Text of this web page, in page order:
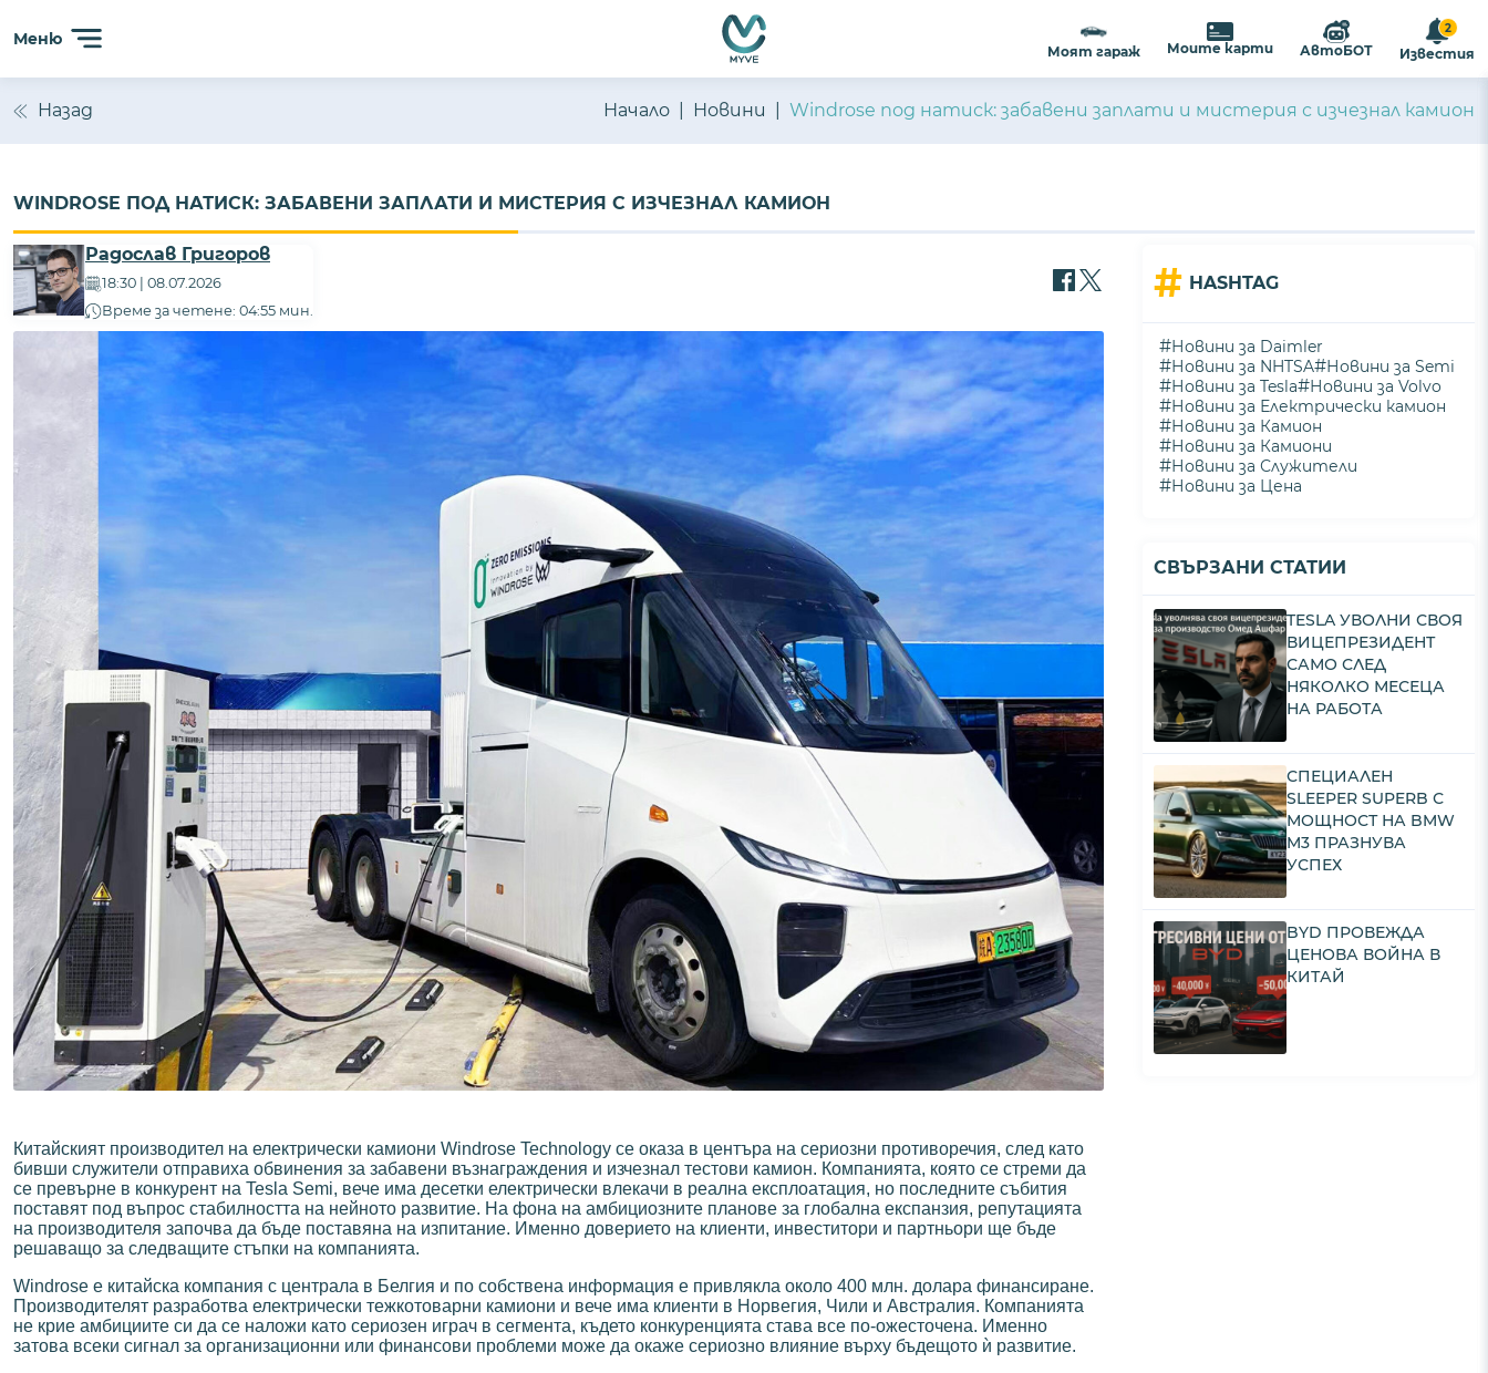
Меню
Моят гараж Моите карти АвтоБОТ
2
Известия
Назад Начало Новини Windrose под натиск: забавени заплати и мистерия с изчезнал камион
WINDROSE ПОД НАТИСК: ЗАБАВЕНИ ЗАПЛАТИ И МИСТЕРИЯ С ИЗЧЕЗНАЛ КАМИОН
Радослав Григоров
18:30 | 08.07.2026
Време за четене: 04:55 мин.
Китайският производител на електрически камиони Windrose Technology се оказа в центъра на сериозни противоречия, след като
бивши служители отправиха обвинения за забавени възнаграждения и изчезнал тестови камион. Компанията, която се стреми да
се превърне в конкурент на Tesla Semi, вече има десетки електрически влекачи в реална експлоатация, но последните събития
поставят под въпрос стабилността на нейното развитие. На фона на амбициозните планове за глобална експанзия, репутацията
на производителя започва да бъде поставяна на изпитание. Именно доверието на клиенти, инвеститори и партньори ще бъде
решаващо за следващите стъпки на компанията.
Windrose е китайска компания с централа в Белгия и по собствена информация е привлякла около 400 млн. долара финансиране.
Производителят разработва електрически тежкотоварни камиони и вече има клиенти в Норвегия, Чили и Австралия. Компанията
не крие амбициите си да се наложи като сериозен играч в сегмента, където конкуренцията става все по-ожесточена. Именно
затова всеки сигнал за организационни или финансови проблеми може да окаже сериозно влияние върху бъдещото ѝ развитие.
# HASHTAG
#Новини за Daimler
#Новини за NHTSA#Новини за Semi
#Новини за Tesla#Новини за Volvo
#Новини за Електрически камион
#Новини за Камион
#Новини за Камиони
#Новини за Служители
#Новини за Цена
СВЪРЗАНИ СТАТИИ
TESLA УВОЛНИ СВОЯ
ВИЦЕПРЕЗИДЕНТ
САМО СЛЕД
НЯКОЛКО МЕСЕЦА
НА РАБОТА
СПЕЦИАЛЕН
SLEEPER SUPERB С
МОЩНОСТ НА BMW
M3 ПРАЗНУВА
УСПЕХ
BYD ПРОВЕЖДА
ЦЕНОВА ВОЙНА В
КИТАЙ